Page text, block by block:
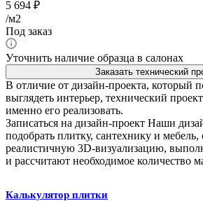
5 694 ₽
/м2
Под заказ
Уточнить наличие образца в салонах
Заказать технический
В отличие от дизайн-проекта, который
выглядеть интерьер, технический
именно его реализовать.
Записаться на дизайн-проект Наши
подобрать плитку, сантехнику и мебель,
реалистичную 3D-визуализацию,
и рассчитают необходимое количество
Калькулятор плитки